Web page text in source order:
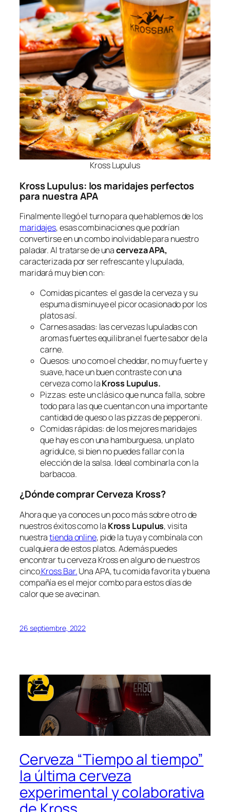
Kross Lupulus
Kross Lupulus: los maridajes perfectos
para nuestra APA
Finalmente llegó el turno para que hablemos de los
maridajes, esas combinaciones que podrían
convertirse en un combo inolvidable para nuestro
paladar. Al tratarse de unacerveza APA,
caracterizada por ser refrescante y lupulada,
maridará muy bien con:
Comidas picantes: el gas de la cerveza y su
espuma disminuye el picor ocasionado por los
platos así.
Carnes asadas: las cervezas lupuladas con
aromas fuertes equilibran el fuerte sabor de la
carne.
Quesos: uno como el cheddar, no muy fuerte y
suave, hace un buen contraste con una
cerveza como laKross Lupulus.
Pizzas: este un clásico que nunca falla, sobre
todo para las que cuentan con una importante
cantidad de queso o las pizzas de pepperoni.
Comidas rápidas: de los mejores maridajes
que hay es con una hamburguesa, un plato
agridulce, si bien no puedes fallar con la
elección de la salsa. Ideal combinarla con la
barbacoa.
¿Dónde comprar Cerveza Kross?
Ahora que ya conoces un poco más sobre otro de
nuestros éxitos como la Kross Lupulus, visita
nuestratienda online, pide la tuya y combínala con
cualquiera de estos platos. Además puedes
encontrar tu cerveza Kross en alguno de nuestros
cincoKross Bar.Una APA, tu comida favorita y buena
compañía es el mejor combo para estos días de
calor que se avecinan.
26 septiembre, 2022
Cerveza “Tiempo al tiempo”
la última cerveza
experimental y colaborativa